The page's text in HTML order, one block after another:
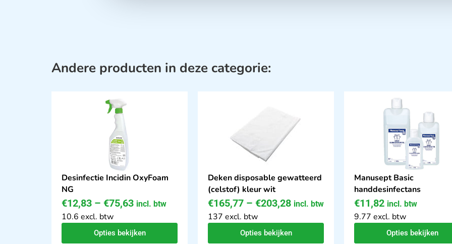
Andere producten in deze categorie:
Desinfectie Incidin OxyFoam
NG
€12,83 – €75,63 incl. btw
10.6 excl. btw
Opties bekijken
Deken disposable gewatteerd
(celstof) kleur wit
€165,77 – €203,28 incl. btw
137 excl. btw
Opties bekijken
Manusept Basic
handdesinfectans
€11,82 incl. btw
9.77 excl. btw
Opties bekijken